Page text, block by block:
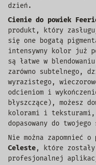
dzień.
Cienie do powiek
produkt, który
się one bogatą
intensywny kolor już
są łatwe w
zarówno subtelnego,
wyrazistego,
odcieniom i
błyszczące), możesz
kolorami i
dopasowany do
Nie można zapomnieć o
Celeste, które zostały
profesjonalnej